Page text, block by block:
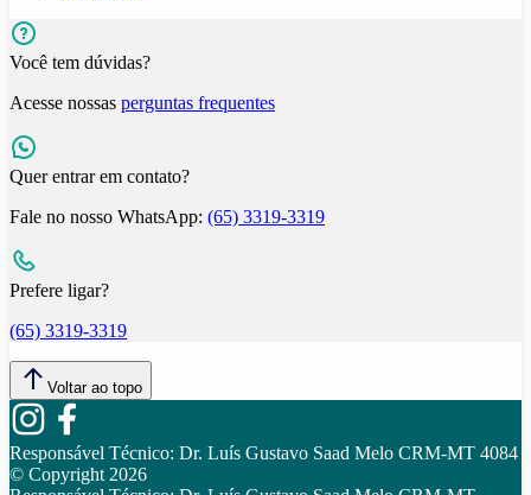
Você tem dúvidas?
Acesse nossas perguntas frequentes
Quer entrar em contato?
Fale no nosso WhatsApp: (65) 3319-3319
Prefere ligar?
(65) 3319-3319
Voltar ao topo
Responsável Técnico: Dr. Luís Gustavo Saad Melo CRM-MT 4084
© Copyright 2026